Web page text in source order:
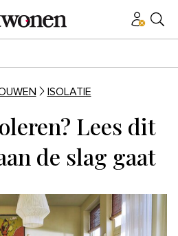
ISOLATIE
Lees dit
de slag gaat